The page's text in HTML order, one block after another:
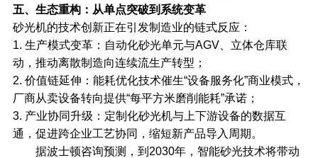
五、生态重构：从单点突破到系统变革
砂光机的技术创新正在引发制造业的链式反应：
1. 生产模式变革：自动化砂光单元与AGV、立体仓库联
动，推动离散制造向连续流生产转型；
2. 价值链延伸：能耗优化技术催生“设备服务化”商业模式，
厂商从卖设备转向提供“每平方米磨削能耗”承诺；
3. 产业协同升级：定制化砂光机与上下游设备的数据互
通，促进跨企业工艺协同，缩短新产品导入周期。
据波士顿咨询预测，到2030年，智能砂光技术将带动